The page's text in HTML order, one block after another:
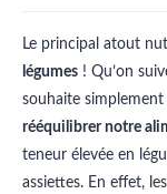
Le principal atout
légumes ! Qu’on
souhaite
rééquilibrer notre
teneur élevée en
assiettes. En effet,